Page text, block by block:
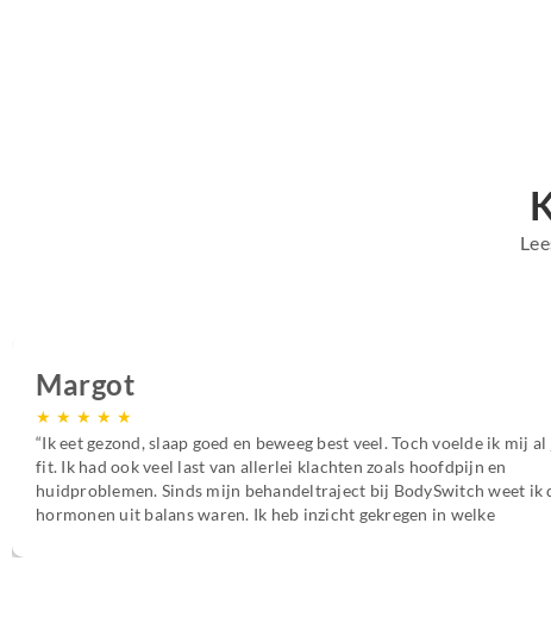
Carla
★ ★ ★ ★ ★
Jarenlang heb ik te horen gekregen dat ik het Prikkelbare
en dat ik daar mee moest leren leven. Toen mijn Moleculair
had uitgezocht voor welke voedingstoffen ik een intolerantie had,
na een paar dagen verbetering! Als ik me maar aan de regels houd,